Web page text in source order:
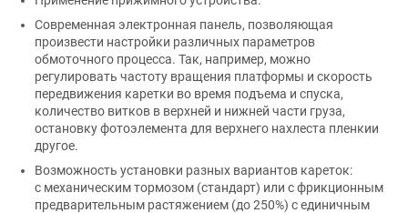
Современная электронная панель, позволяющая
произвести настройки различных параметров
обмоточного процесса. Так, например, можно
регулировать частоту вращения платформы и скорость
передвижения каретки во время подъема и спуска,
количество витков в верхней и нижней части груза,
остановку фотоэлемента для верхнего нахлеста пленкии
другое.
Возможность установки разных вариантов кареток:
с механическим тормозом (стандарт) или с фрикционным
предварительным растяжением (до 250%) с единичным